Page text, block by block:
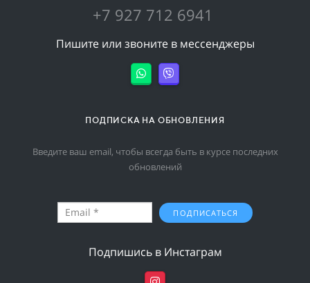
+7 927 712 6941
Пишите или звоните в мессенджеры
ПОДПИСКА НА ОБНОВЛЕНИЯ
Введите ваш email, чтобы всегда быть в курсе последних
обновлений
ПОДПИСАТЬСЯ
Подпишись в Инстаграм